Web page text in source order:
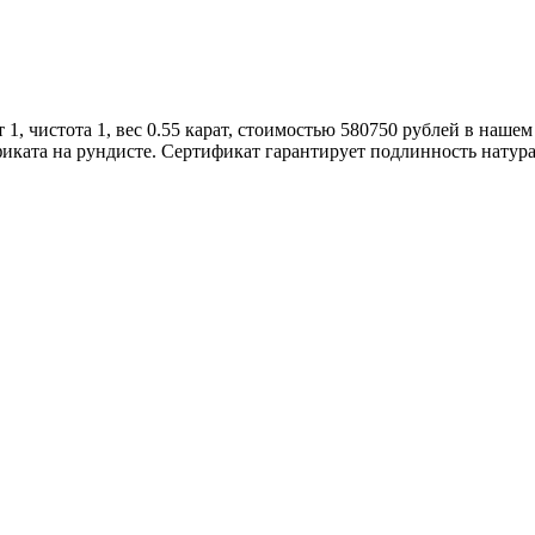
чистота 1, вес 0.55 карат, стоимостью 580750 рублей в
на рундисте. Сертификат гарантирует подлинность